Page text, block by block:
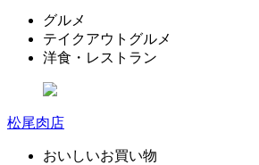
グルメ
テイクアウトグルメ
洋食・レストラン
松尾肉店
おいしいお買い物